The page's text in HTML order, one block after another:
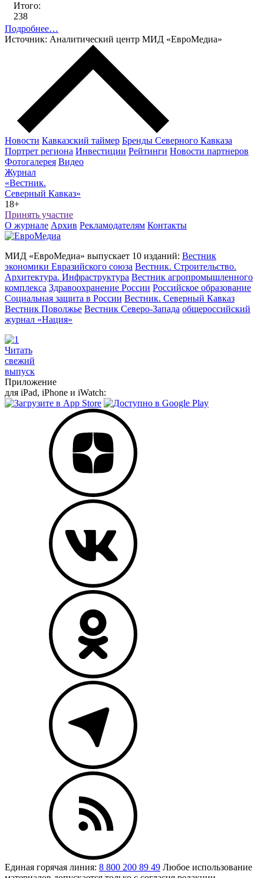
Итого:
238
Подробнее…
Источник: Аналитический центр МИД «ЕвроМедиа»
Новости Кавказский таймер Бренды Северного Кавказа
Портрет региона Инвестиции Рейтинги Новости партнеров
Фотогалерея Видео
Журнал
«Вестник.
Северный Кавказ»
18+
Принять участие
О журнале Архив Рекламодателям Контакты
МИД «ЕвроМедиа» выпускает 10 изданий: Вестник
экономики Евразийского союза Вестник. Строительство.
Архитектура. Инфраструктура Вестник агропромышленного
комплекса Здравоохранение России Российское образование
Социальная защита в России Вестник. Северный Кавказ
Вестник Поволжье Вестник Северо-Запада общероссийский
журнал «Нация»
Читать
свежий
выпуск
Приложение
для iPad, iPhone и iWatch:
Единая горячая линия: 8 800 200 89 49 Любое использование